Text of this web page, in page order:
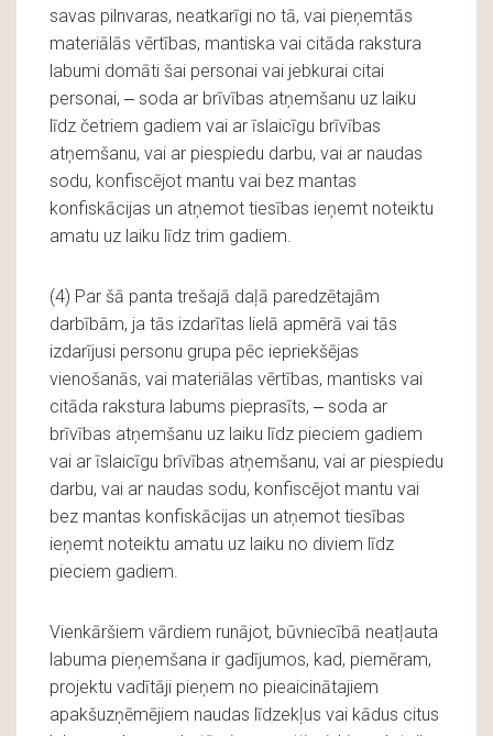
savas pilnvaras, neatkarīgi no tā, vai pieņemtās
materiālās vērtības, mantiska vai citāda rakstura
labumi domāti šai personai vai jebkurai citai
personai, ‒ soda ar brīvības atņemšanu uz laiku
līdz četriem gadiem vai ar īslaicīgu brīvības
atņemšanu, vai ar piespiedu darbu, vai ar naudas
sodu, konfiscējot mantu vai bez mantas
konfiskācijas un atņemot tiesības ieņemt noteiktu
amatu uz laiku līdz trim gadiem.
(4) Par šā panta trešajā daļā paredzētajām
darbībām, ja tās izdarītas lielā apmērā vai tās
izdarījusi personu grupa pēc iepriekšējas
vienošanās, vai materiālas vērtības, mantisks vai
citāda rakstura labums pieprasīts, ‒ soda ar
brīvības atņemšanu uz laiku līdz pieciem gadiem
vai ar īslaicīgu brīvības atņemšanu, vai ar piespiedu
darbu, vai ar naudas sodu, konfiscējot mantu vai
bez mantas konfiskācijas un atņemot tiesības
ieņemt noteiktu amatu uz laiku no diviem līdz
pieciem gadiem.
Vienkāršiem vārdiem runājot, būvniecībā neatļauta
labuma pieņemšana ir gadījumos, kad, piemēram,
projektu vadītāji pieņem no pieaicinātajiem
apakšuzņēmējiem naudas līdzekļus vai kādus citus